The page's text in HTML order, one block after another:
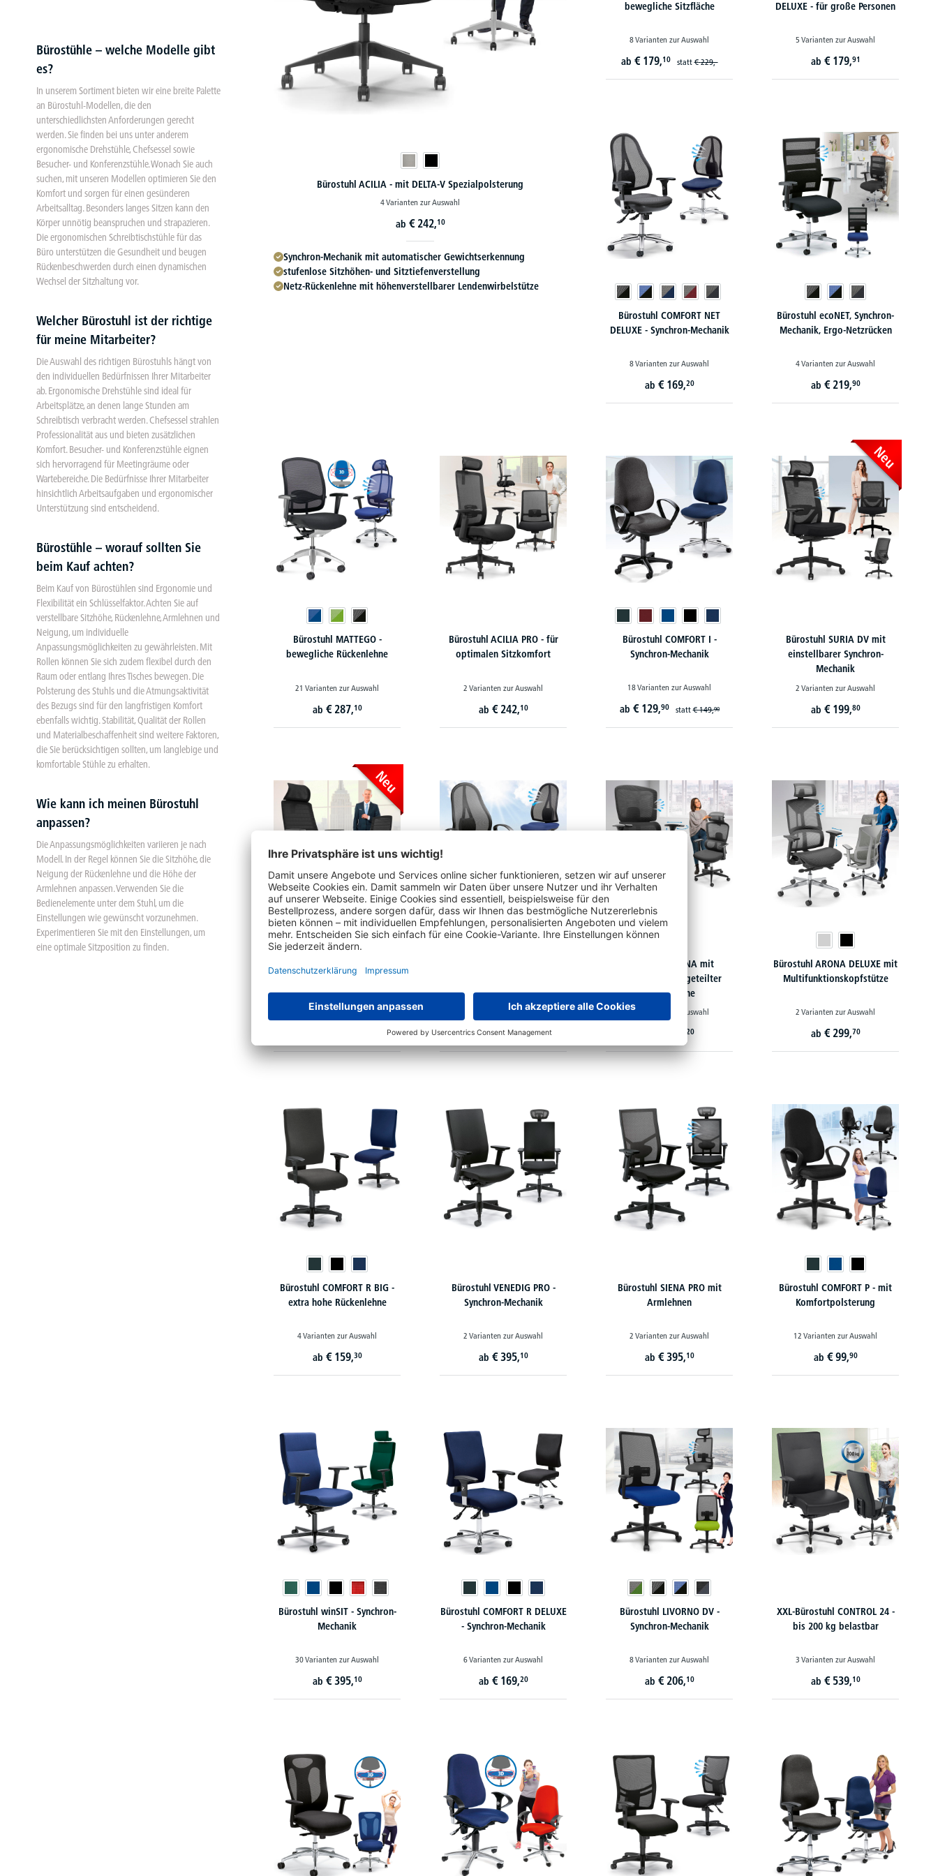
Bürostühle – welche Modelle gibt
es?
In unserem Sortiment bieten wir eine breite Palette
an Bürostuhl-Modellen, die den
unterschiedlichsten Anforderungen gerecht
werden. Sie finden bei uns unter anderem
ergonomische Drehstühle, Chefsessel sowie
Besucher- und Konferenzstühle. Wonach Sie auch
suchen, mit unseren Modellen optimieren Sie den
Komfort und sorgen für einen gesünderen
Arbeitsalltag. Besonders langes Sitzen kann den
Körper unnötig beanspruchen und strapazieren.
Die ergonomischen Schreibtischstühle für das
Büro unterstützen die Gesundheit und beugen
Rückenbeschwerden durch einen dynamischen
Wechsel der Sitzhaltung vor.
Welcher Bürostuhl ist der richtige
für meine Mitarbeiter?
Die Auswahl des richtigen Bürostuhls hängt von
den individuellen Bedürfnissen Ihrer Mitarbeiter
ab. Ergonomische Drehstühle sind ideal für
Arbeitsplätze, an denen lange Stunden am
Schreibtisch verbracht werden. Chefsessel strahlen
Professionalität aus und bieten zusätzlichen
Komfort. Besucher- und Konferenzstühle eignen
sich hervorragend für Meetingräume oder
Wartebereiche. Die Bedürfnisse Ihrer Mitarbeiter
hinsichtlich Arbeitsaufgaben und ergonomischer
Unterstützung sind entscheidend.
Bürostühle – worauf sollten Sie
beim Kauf achten?
Beim Kauf von Bürostühlen sind Ergonomie und
Flexibilität ein Schlüsselfaktor. Achten Sie auf
verstellbare Sitzhöhe, Rückenlehne, Armlehnen und
Neigung, um individuelle
Anpassungsmöglichkeiten zu gewährleisten. Mit
Rollen können Sie sich zudem flexibel durch den
Raum oder entlang Ihres Tisches bewegen. Die
Polsterung des Stuhls und die Atmungsaktivität
des Bezugs sind für den langfristigen Komfort
ebenfalls wichtig. Stabilität, Qualität der Rollen
und Materialbeschaffenheit sind weitere Faktoren,
die Sie berücksichtigen sollten, um langlebige und
komfortable Stühle zu erhalten.
Wie kann ich meinen Bürostuhl
anpassen?
Die Anpassungsmöglichkeiten variieren je nach
Modell. In der Regel können Sie die Sitzhöhe, die
Neigung der Rückenlehne und die Höhe der
Armlehnen anpassen. Verwenden Sie die
Bedienelemente unter dem Stuhl, um die
Einstellungen wie gewünscht vorzunehmen.
Experimentieren Sie mit den Einstellungen, um
eine optimale Sitzposition zu finden.
Bürostuhl ACILIA - mit DELTA-V Spezialpolsterung
4 Varianten zur Auswahl
ab € 242,10
Synchron-Mechanik mit automatischer Gewichtserkennung
stufenlose Sitzhöhen- und Sitztiefenverstellung
Netz-Rückenlehne mit höhenverstellbarer Lendenwirbelstütze
bewegliche Sitzfläche
8 Varianten zur Auswahl
ab € 179,10 statt€ 229,-
DELUXE - für große Personen
5 Varianten zur Auswahl
ab € 179,91
Bürostuhl COMFORT NET
DELUXE - Synchron-Mechanik
8 Varianten zur Auswahl
ab € 169,20
Bürostuhl ecoNET, Synchron-
Mechanik, Ergo-Netzrücken
4 Varianten zur Auswahl
ab € 219,90
Bürostuhl MATTEGO -
bewegliche Rückenlehne
21 Varianten zur Auswahl
ab € 287,10
Bürostuhl ACILIA PRO - für
optimalen Sitzkomfort
2 Varianten zur Auswahl
ab € 242,10
Bürostuhl COMFORT I -
Synchron-Mechanik
18 Varianten zur Auswahl
ab € 129,90 statt€ 149,90
Neu
Bürostuhl SURIA DV mit
einstellbarer Synchron-
Mechanik
2 Varianten zur Auswahl
ab € 199,80
Neu
Sitzkomfort
4 Varianten zur Auswahl
Mechanik
22 Varianten zur Auswahl
ab€ 129,90
Bürostuhl ARONA mit
atmungsaktiver geteilter
Rückenlehne
2 Varianten zur Auswahl
20
Bürostuhl ARONA DELUXE mit
Multifunktionskopfstütze
2 Varianten zur Auswahl
ab € 299,70
Bürostuhl COMFORT R BIG -
extra hohe Rückenlehne
4 Varianten zur Auswahl
ab € 159,30
Bürostuhl VENEDIG PRO -
Synchron-Mechanik
2 Varianten zur Auswahl
ab € 395,10
Bürostuhl SIENA PRO mit
Armlehnen
2 Varianten zur Auswahl
ab € 395,10
Bürostuhl COMFORT P - mit
Komfortpolsterung
12 Varianten zur Auswahl
ab € 99,90
Bürostuhl winSIT - Synchron-
Mechanik
30 Varianten zur Auswahl
ab € 395,10
Bürostuhl COMFORT R DELUXE
- Synchron-Mechanik
6 Varianten zur Auswahl
ab € 169,20
Bürostuhl LIVORNO DV -
Synchron-Mechanik
8 Varianten zur Auswahl
ab € 206,10
XXL-Bürostuhl CONTROL 24 -
bis 200 kg belastbar
3 Varianten zur Auswahl
ab € 539,10